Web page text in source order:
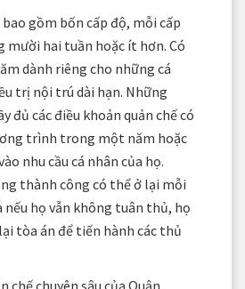
gồm bốn cấp độ, mỗi cấp
mười hai tuần hoặc ít hơn. Có
dành riêng cho những cá
trị nội trú dài hạn. Những
đủ các điều khoản quản chế có
trình trong một năm hoặc
nhu cầu cá nhân của họ.
thành công có thể ở lại mỗi
nếu họ vẫn không tuân thủ, họ
tòa án để tiến hành các thủ
chế chuyên sâu của Quận